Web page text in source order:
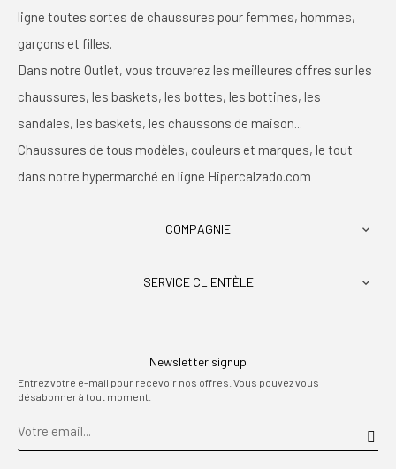
ligne toutes sortes de chaussures pour femmes, hommes,
garçons et filles.
Dans notre Outlet, vous trouverez les meilleures offres sur les
chaussures, les baskets, les bottes, les bottines, les
sandales, les baskets, les chaussons de maison...
Chaussures de tous modèles, couleurs et marques, le tout
dans notre hypermarché en ligne Hipercalzado.com
COMPAGNIE 
SERVICE CLIENTÈLE 
Newsletter signup
Entrez votre e-mail pour recevoir nos offres. Vous pouvez vous
désabonner à tout moment.